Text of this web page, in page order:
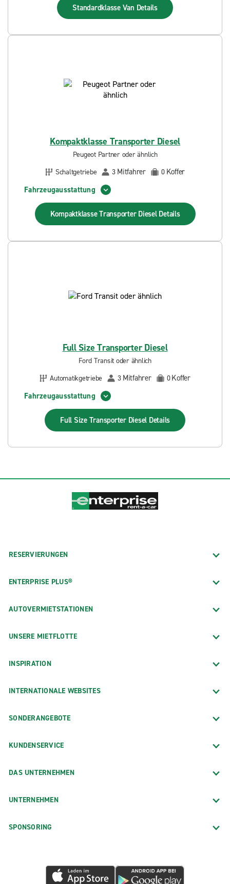
Standardklasse Van Details
Kompaktklasse Transporter Diesel
Peugeot Partner oder ähnlich
Schaltgetriebe
3 Mitfahrer 0 Koffer
Fahrzeugausstattung
Kompaktklasse Transporter Diesel Details
Full Size Transporter Diesel
Ford Transit oder ähnlich
Automatikgetriebe
3 Mitfahrer 0Koffer
Fahrzeugausstattung
Full Size Transporter Diesel Details
RESERVIERUNGEN
ENTERPRISE PLUS®
AUTOVERMIETSTATIONEN
UNSERE MIETFLOTTE
INSPIRATION
INTERNATIONALE WEBSITES
SONDERANGEBOTE
KUNDENSERVICE
DAS UNTERNEHMEN
UNTERNEHMEN
SPONSORING